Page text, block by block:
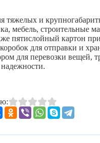
тяжелых и
мебель, строительные
пятислойный картон
для отправки и
для перевозки вещей,